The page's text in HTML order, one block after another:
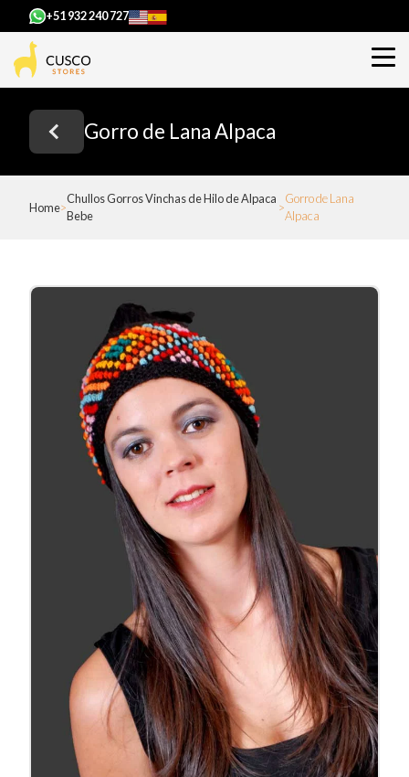
+51 932 240 727
Gorro de Lana Alpaca
Home
Chullos Gorros Vinchas de Hilo de Alpaca
Bebe
Gorro de Lana
Alpaca